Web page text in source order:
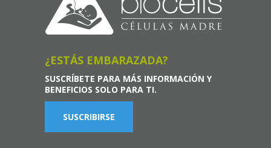
¿ESTÁS EMBARAZADA?
SUSCRÍBETE PARA MÁS INFORMACIÓN Y
BENEFICIOS SOLO PARA TI.
SUSCRIBIRSE